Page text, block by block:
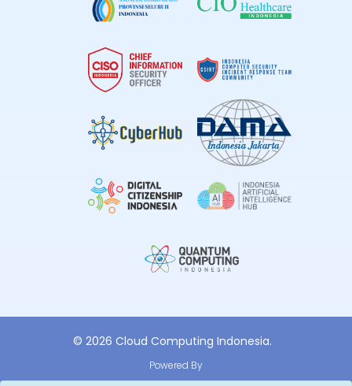
© 2026 Cloud Computing Indonesia.
Powered By